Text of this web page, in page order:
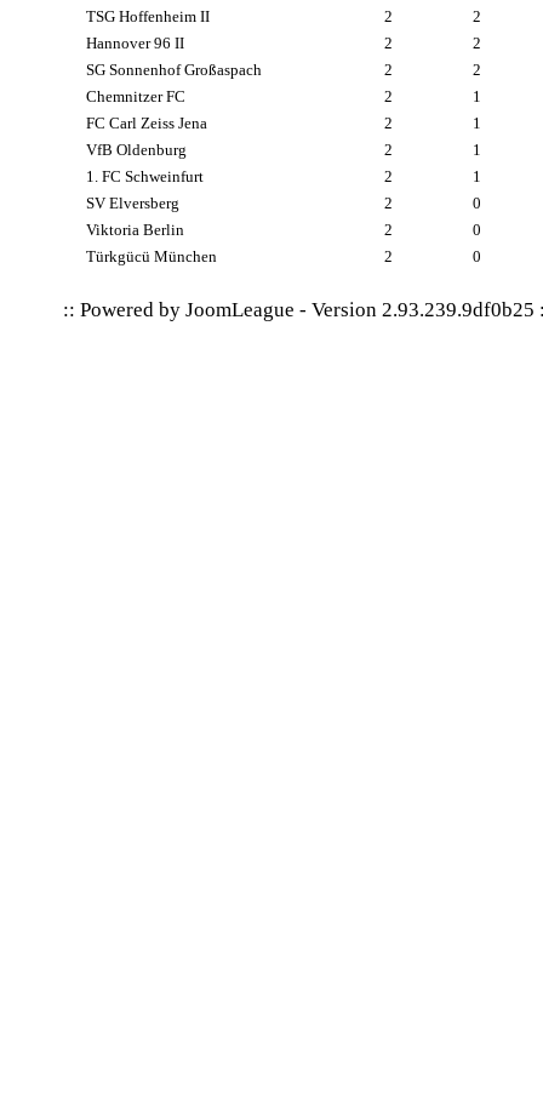
TSG Hoffenheim II
2
2
Hannover 96 II
2
2
SG Sonnenhof Großaspach
2
2
Chemnitzer FC
2
1
FC Carl Zeiss Jena
2
1
VfB Oldenburg
2
1
1. FC Schweinfurt
2
1
SV Elversberg
2
0
Viktoria Berlin
2
0
Türkgücü München
2 0
:: Powered by JoomLeague - Version 2.93.239.9df0b25